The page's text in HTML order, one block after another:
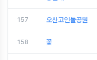
157 오산고인돌공원
158 꽃